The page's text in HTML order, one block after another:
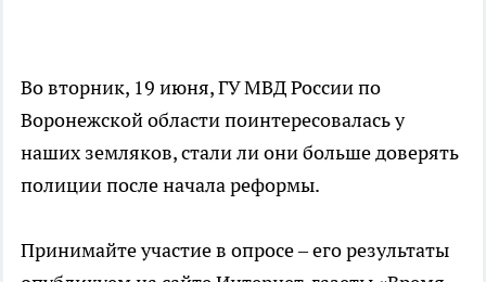
Во вторник, 19 июня, ГУ МВД России по
Воронежской области поинтересовалась у
наших земляков, стали ли они больше доверять
полиции после начала реформы.
Принимайте участие в опросе – его результаты